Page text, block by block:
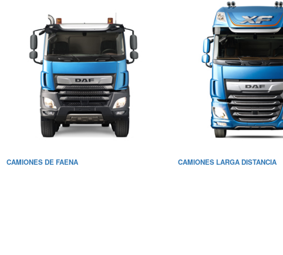
CAMIONES DE FAENA CAMIONES LARGA DISTANCIA